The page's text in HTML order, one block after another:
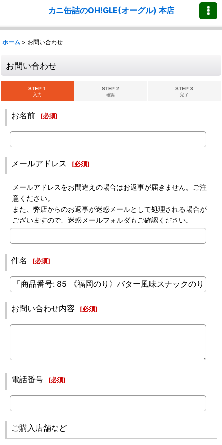
カニ缶詰のOH!GLE(オーグル) 本店
ホーム > お問い合わせ
お問い合わせ
STEP 1
入力
STEP 2
確認
STEP 3
完了
お名前 [必須]
メールアドレス [必須]
メールアドレスをお間違えの場合はお返事が届きません。ご注
意ください。
また、弊店からのお返事が迷惑メールとして処理される場合が
ございますので、迷惑メールフォルダもご確認ください。
件名 [必須]
お問い合わせ内容 [必須]
電話番号 [必須]
ご購入店舗など